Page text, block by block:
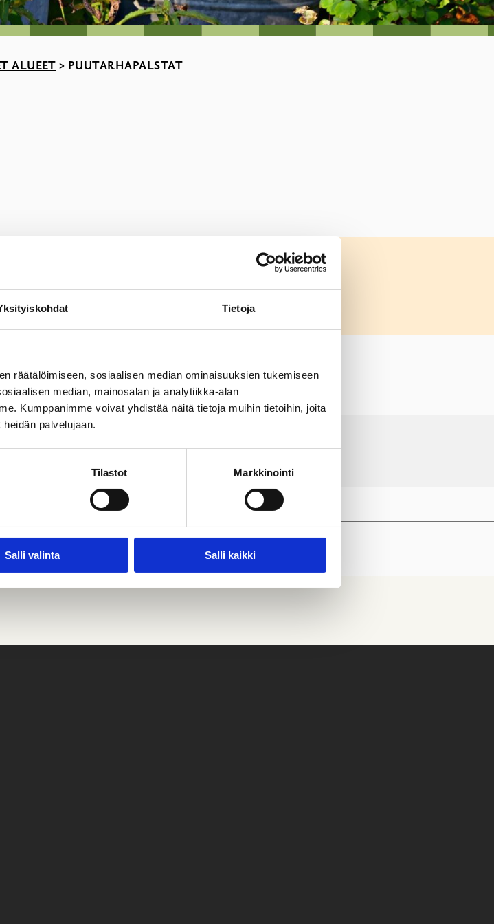
Tietoja
räätälöimiseen, sosiaalisen median ominaisuuksien tukemiseen
median, mainosalan ja analytiikka-alan
Kumppanimme voivat yhdistää näitä tietoja muihin tietoihin, joita
palvelujaan.
Tilastot Markkinointi
Salli valinta Salli kaikki
ALUEET > PUUTARHAPALSTAT